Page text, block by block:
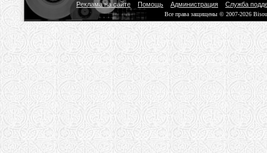
Реклама на сайте
Помощь Администрация Служба
Все права защищены © 2007-2026